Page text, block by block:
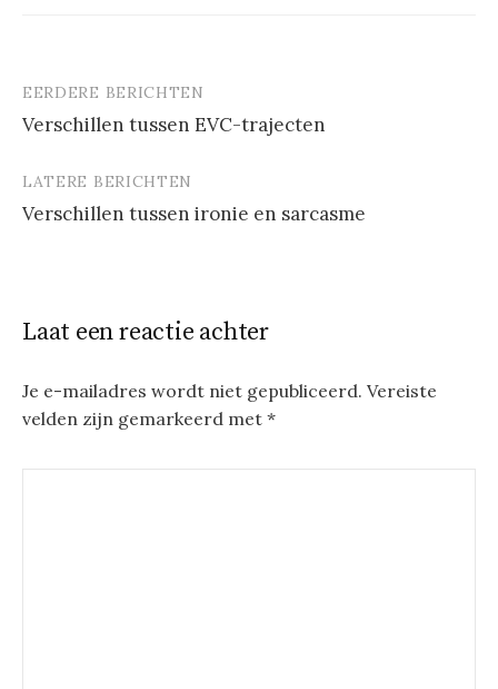
Berichtnavigatie
EERDERE BERICHTEN
Verschillen tussen EVC-trajecten
LATERE BERICHTEN
Verschillen tussen ironie en sarcasme
Laat een reactie achter
Je e-mailadres wordt niet gepubliceerd. Vereiste
velden zijn gemarkeerd met *